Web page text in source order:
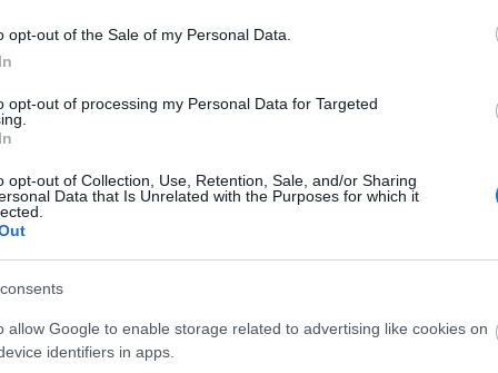
opt-out of the Sale of my Personal Data.
opt-out of processing my Personal Data for Targeted
opt-out of Collection, Use, Retention, Sale, and/or Sharing
Data that Is Unrelated with the Purposes for which it
allow Google to enable storage related to advertising like cookies on
identifiers in apps.
και από εκεί στις δουλειές μας θα
προκλήθηκε όταν άτομο που
να αυτοκτονήσει κινητοποίησε τις
από τις αστυνομικές δυνάμεις χωρίς να
ζητεί την κατανόηση του επιβατικού
διακόπηκε η ηλεκτροδότηση στο δίκτυο,
με τις υποδομές του σιδηροδρόμου, με
δρομολόγια.